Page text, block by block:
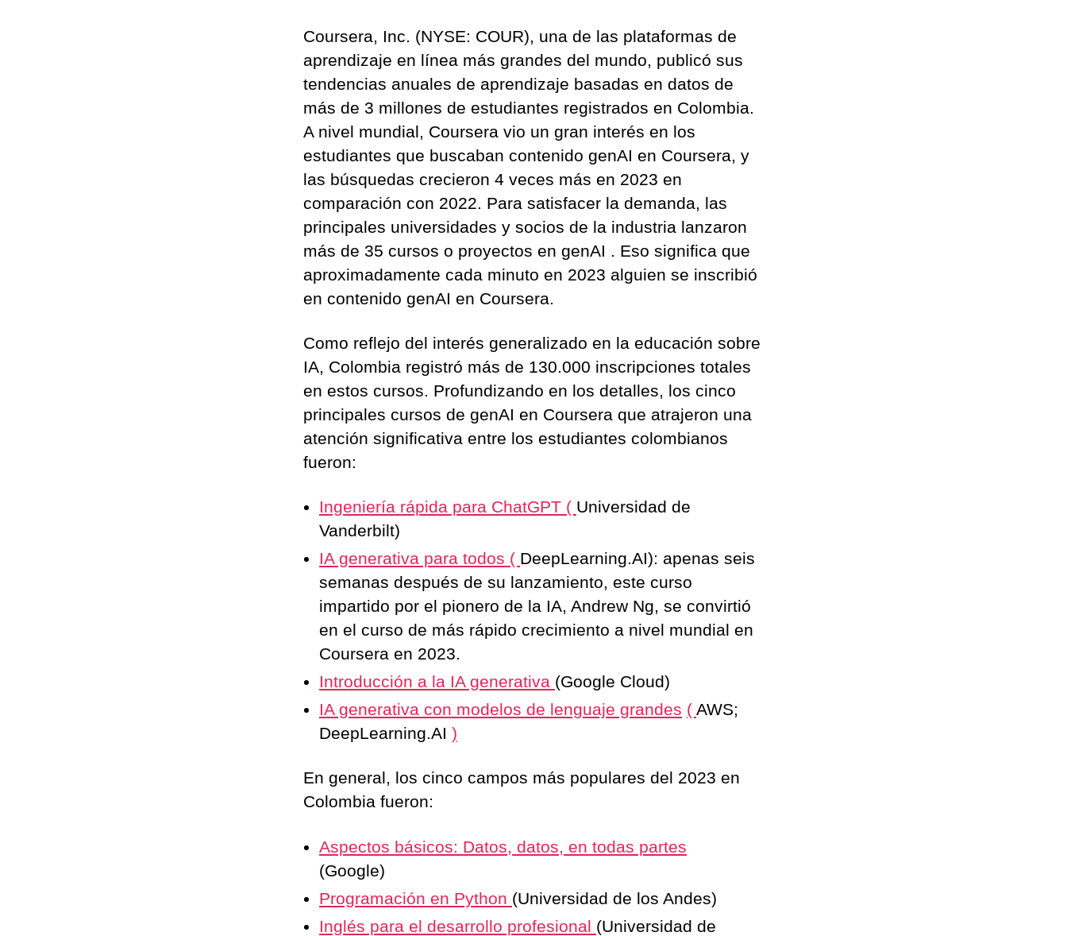
Coursera, Inc. (NYSE: COUR), una de las plataformas de
aprendizaje en línea más grandes del mundo, publicó sus
tendencias anuales de aprendizaje basadas en datos de
más de 3 millones de estudiantes registrados en Colombia.
A nivel mundial, Coursera vio un gran interés en los
estudiantes que buscaban contenido genAI en Coursera, y
las búsquedas crecieron 4 veces más en 2023 en
comparación con 2022. Para satisfacer la demanda, las
principales universidades y socios de la industria lanzaron
más de 35 cursos o proyectos en genAI . Eso significa que
aproximadamente cada minuto en 2023 alguien se inscribió
en contenido genAI en Coursera.
Como reflejo del interés generalizado en la educación sobre
IA, Colombia registró más de 130.000 inscripciones totales
en estos cursos. Profundizando en los detalles, los cinco
principales cursos de genAI en Coursera que atrajeron una
atención significativa entre los estudiantes colombianos
fueron:
Ingeniería rápida para ChatGPT ( Universidad de
Vanderbilt)
IA generativa para todos ( DeepLearning.AI): apenas seis
semanas después de su lanzamiento, este curso
impartido por el pionero de la IA, Andrew Ng, se convirtió
en el curso de más rápido crecimiento a nivel mundial en
Coursera en 2023.
Introducción a la IA generativa (Google Cloud)
IA generativa con modelos de lenguaje grandes ( AWS;
DeepLearning.AI )
En general, los cinco campos más populares del 2023 en
Colombia fueron:
Aspectos básicos: Datos, datos, en todas partes
(Google)
Programación en Python (Universidad de los Andes)
Inglés para el desarrollo profesional (Universidad de